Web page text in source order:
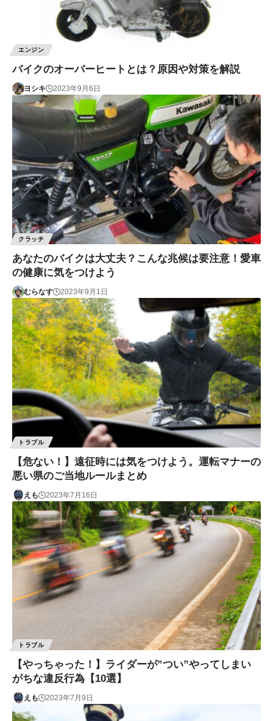
エンジン
バイクのオーバーヒートとは？原因や対策を解説
ヨシキ 2023年9月6日
クラッチ
あなたのバイクは大丈夫？こんな兆候は要注意！愛車
の健康に気をつけよう
むらなす 2023年9月1日
トラブル
【危ない！】遠征時には気をつけよう。運転マナーの
悪い県のご当地ルールまとめ
えも 2023年7月16日
トラブル
【やっちゃった！】ライダーが”つい”やってしまい
がちな違反行為【10選】
えも 2023年7月9日